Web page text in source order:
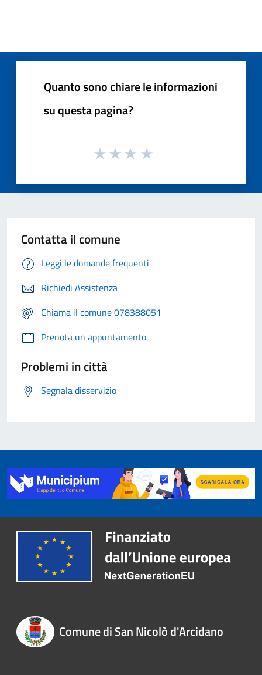
Quanto sono chiare le informazioni
su questa pagina?
Contatta il comune
Leggi le domande frequenti
Richiedi Assistenza
Chiama il comune 078388051
Prenota un appuntamento
Problemi in città
Segnala disservizio
Comune di San Nicolò d'Arcidano